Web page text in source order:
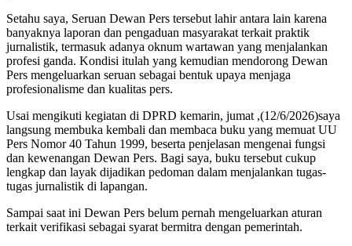
Setahu saya, Seruan Dewan Pers tersebut lahir antara lain karena
banyaknya laporan dan pengaduan masyarakat terkait praktik
jurnalistik, termasuk adanya oknum wartawan yang menjalankan
profesi ganda. Kondisi itulah yang kemudian mendorong Dewan
Pers mengeluarkan seruan sebagai bentuk upaya menjaga
profesionalisme dan kualitas pers.
Usai mengikuti kegiatan di DPRD kemarin, jumat ,(12/6/2026)saya
langsung membuka kembali dan membaca buku yang memuat UU
Pers Nomor 40 Tahun 1999, beserta penjelasan mengenai fungsi
dan kewenangan Dewan Pers. Bagi saya, buku tersebut cukup
lengkap dan layak dijadikan pedoman dalam menjalankan tugas-
tugas jurnalistik di lapangan.
Sampai saat ini Dewan Pers belum pernah mengeluarkan aturan
terkait verifikasi sebagai syarat bermitra dengan pemerintah.